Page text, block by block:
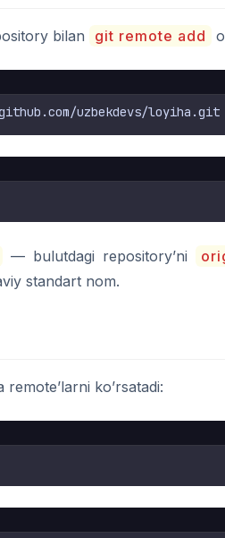
bilan git remote add
— bulutdagi repository’ni
standart nom.
remote’larni ko’rsatadi: